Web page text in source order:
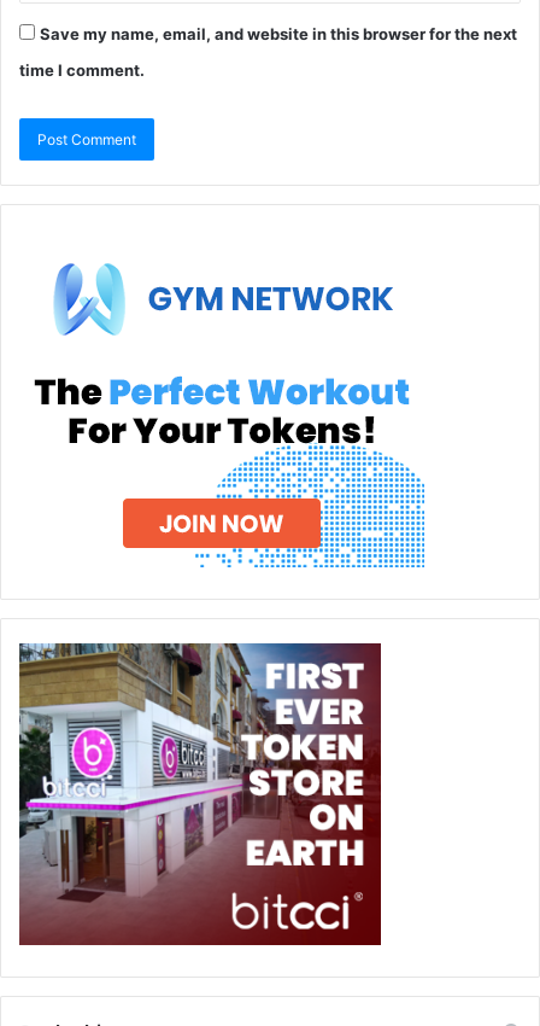
Save my name, email, and website in this browser for the next
time I comment.